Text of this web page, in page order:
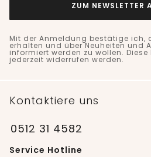
ZUM NEWSLETTER
Mit der Anmeldung bestätige ich,
erhalten und über Neuheiten und
informiert werden zu wollen.
jederzeit widerrufen werden.
Kontaktiere uns
0512 31 4582
Service Hotline